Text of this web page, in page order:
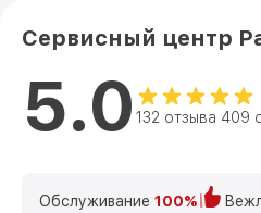
Сервисный центр
5.0 132 отзыва 409
Обслуживание 100%